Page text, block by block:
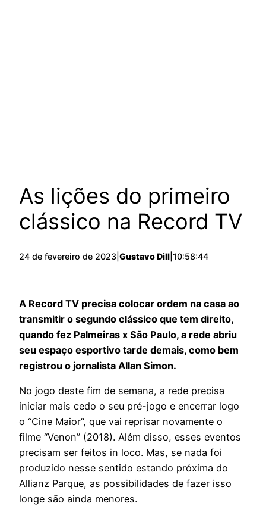
As lições do primeiro
clássico na Record TV
24 de fevereiro de 2023 Gustavo Dill 10:58:44
A Record TV precisa colocar ordem na casa ao
transmitir o segundo clássico que tem direito,
quando fez Palmeiras x São Paulo, a rede abriu
seu espaço esportivo tarde demais, como bem
registrou o jornalista Allan Simon.
No jogo deste fim de semana, a rede precisa
iniciar mais cedo o seu pré-jogo e encerrar logo
o “Cine Maior”, que vai reprisar novamente o
filme “Venon” (2018). Além disso, esses eventos
precisam ser feitos in loco. Mas, se nada foi
produzido nesse sentido estando próxima do
Allianz Parque, as possibilidades de fazer isso
longe são ainda menores.